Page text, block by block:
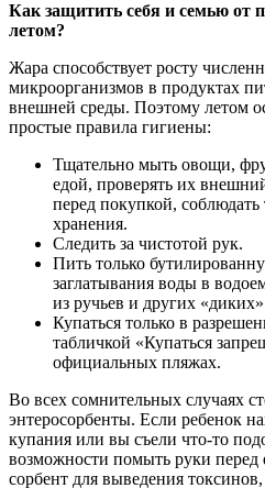
Как защитить себя и семью от
летом?
Жара способствует росту
микроорганизмов в продуктах
внешней среды. Поэтому летом
простые правила гигиены:
Тщательно мыть овощи,
едой, проверять их
перед покупкой,
хранения.
Следить за чистотой рук.
Пить только
заглатывания воды в
из ручьев и других
Купаться только в
табличкой «Купаться
официальных пляжах.
Во всех сомнительных случаях
энтеросорбенты. Если ребенок
купания или вы съели что-то
возможности помыть руки перед
сорбент для выведения